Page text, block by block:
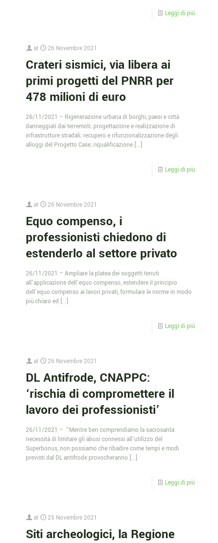
Leggi di più
at 26 Novembre 2021
Crateri sismici, via libera ai
primi progetti del PNRR per
478 milioni di euro
26/11/2021 – Rigenerazione urbana di borghi, paesi e città
danneggiati dai terremoti; progettazione e realizzazione di
infrastrutture stradali; recupero e rifunzionalizzazione degli
alloggi del Progetto Case; riqualificazione […]
Leggi di più
at 26 Novembre 2021
Equo compenso, i
professionisti chiedono di
estenderlo al settore privato
26/11/2021 – Ampliare la platea dei soggetti tenuti
all’applicazione dell’equo compenso, estendere il principio
dell’equo compenso ai lavori privati, formulare le norme in modo
più chiaro ed […]
Leggi di più
at 26 Novembre 2021
DL Antifrode, CNAPPC:
‘rischia di compromettere il
lavoro dei professionisti’
26/11/2021 – “Mentre ben comprendiamo la sacrosanta
necessità di limitare gli abusi connessi all’utilizzo del
Superbonus, non possiamo che ribadire come tempi e modi
previsti dal DL antifrode provocheranno […]
Leggi di più
at 25 Novembre 2021
Siti archeologici, la Regione